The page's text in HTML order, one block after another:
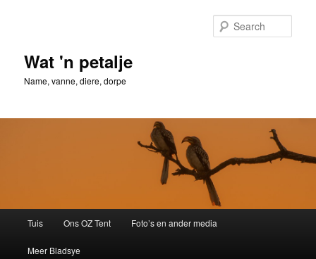
Wat 'n petalje
Name, vanne, diere, dorpe
Tuis Ons OZ Tent Foto’s en ander media
Meer Bladsye